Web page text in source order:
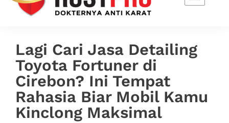
Lagi Cari Jasa Detailing
Toyota Fortuner di
Cirebon? Ini Tempat
Rahasia Biar Mobil Kamu
Kinclong Maksimal